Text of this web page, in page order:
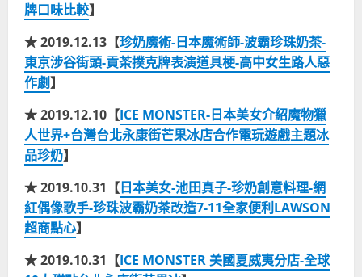
牌口味比較】
★ 2019.12.13【珍奶魔術-日本魔術師-波霸珍珠奶茶-
東京涉谷街頭-貢茶撲克牌表演道具梗-高中女生路人惡
作劇】
★ 2019.12.10【ICE MONSTER-日本美女介紹魔物獵
人世界+台灣台北永康街芒果冰店合作電玩遊戲主題冰
品珍奶】
★ 2019.10.31【日本美女-池田真子-珍奶創意料理-網
紅偶像歌手-珍珠波霸奶茶改造7-11全家便利LAWSON
超商點心】
★ 2019.10.31【ICE MONSTER 美國夏威夷分店-全球